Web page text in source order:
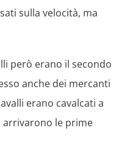
sulla velocità, ma
però erano il secondo
anche dei mercanti
erano cavalcati a
arrivarono le prime